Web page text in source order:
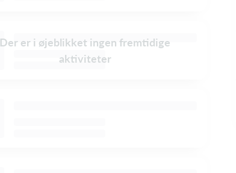
Der er i øjeblikket ingen fremtidige
aktiviteter